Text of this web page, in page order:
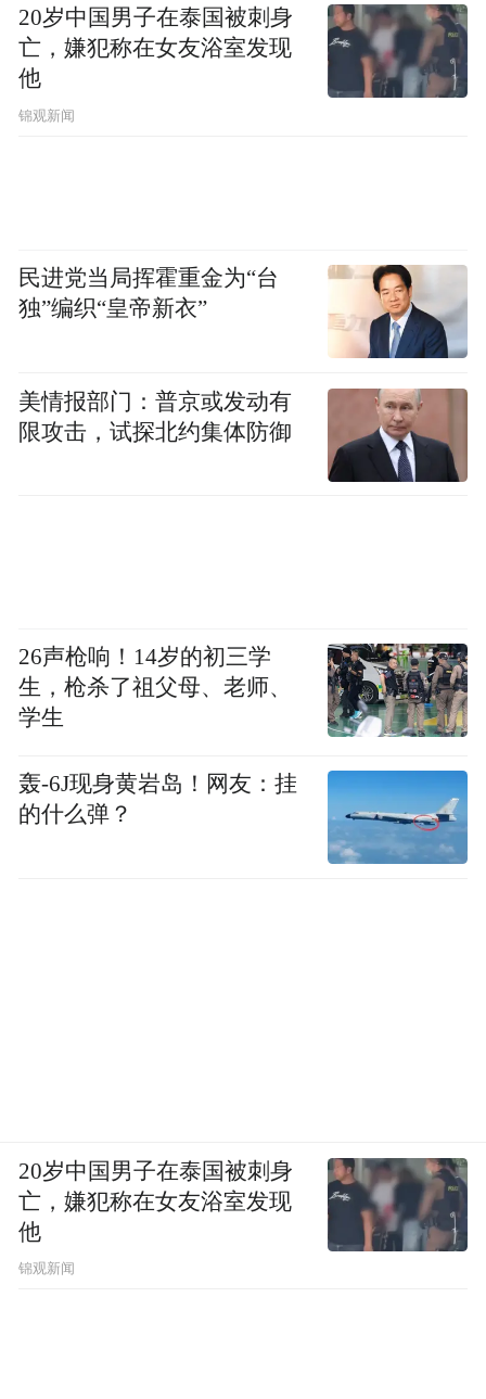
一本则对近两年一些经济新业态和宏观新政
策领域的名词进行释义。
20岁中国男子在泰国被刺身
亡，嫌犯称在女友浴室发现
他
锦观新闻
民进党当局挥霍重金为“台
独”编织“皇帝新衣”
美情报部门：普京或发动有
限攻击，试探北约集体防御
26声枪响！14岁的初三学
生，枪杀了祖父母、老师、
学生
轰-6J现身黄岩岛！网友：挂
的什么弹？
20岁中国男子在泰国被刺身
亡，嫌犯称在女友浴室发现
他
锦观新闻